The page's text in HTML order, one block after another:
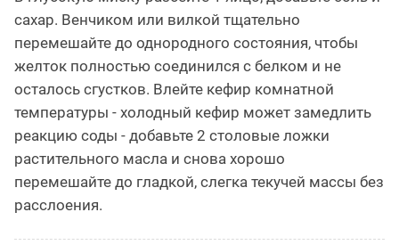
сахар. Венчиком или вилкой тщательно
перемешайте до однородного состояния, чтобы
желток полностью соединился с белком и не
осталось сгустков. Влейте кефир комнатной
температуры - холодный кефир может замедлить
реакцию соды - добавьте 2 столовые ложки
растительного масла и снова хорошо
перемешайте до гладкой, слегка текучей массы без
расслоения.